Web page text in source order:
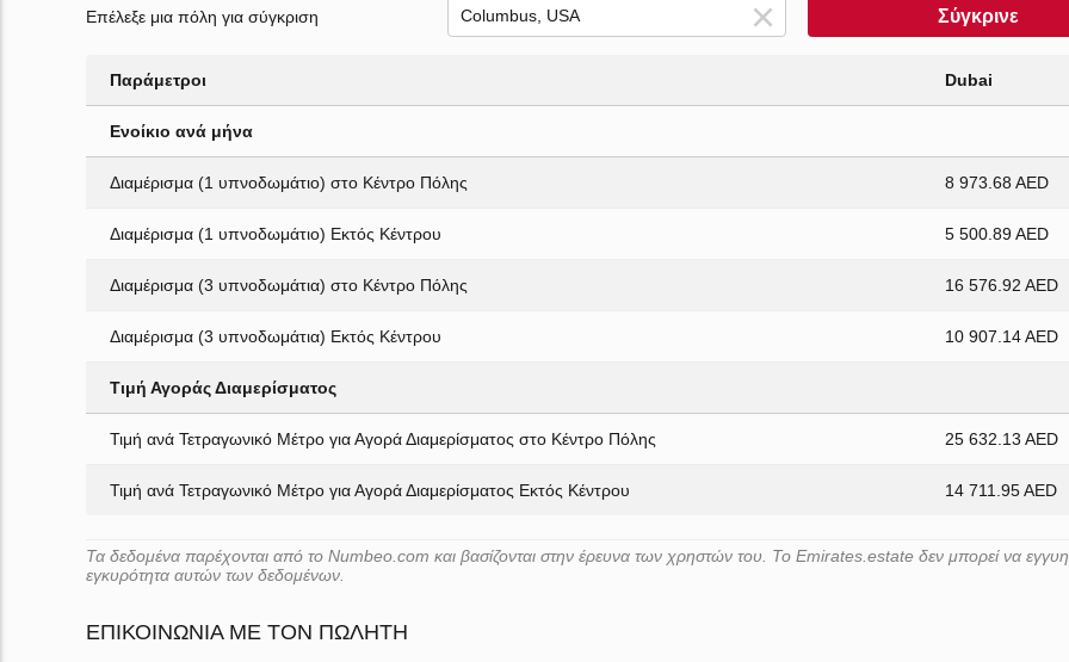
Επέλεξε μια πόλη για σύγκριση Σύγκρινε
Παράμετροι Dubai
Ενοίκιο ανά μήνα
Διαμέρισμα (1 υπνοδωμάτιο) στο Κέντρο Πόλης 8 973.68 AED
Διαμέρισμα (1 υπνοδωμάτιο) Εκτός Κέντρου 5 500.89 AED
Διαμέρισμα (3 υπνοδωμάτια) στο Κέντρο Πόλης 16 576.92 AED
Διαμέρισμα (3 υπνοδωμάτια) Εκτός Κέντρου 10 907.14 AED
Τιμή Αγοράς Διαμερίσματος
Τιμή ανά Τετραγωνικό Μέτρο για Αγορά Διαμερίσματος στο Κέντρο Πόλης 25 632.13 AED
Τιμή ανά Τετραγωνικό Μέτρο για Αγορά Διαμερίσματος Εκτός Κέντρου 14 711.95 AED
Τα δεδομένα παρέχονται από το Numbeo.com και βασίζονται στην έρευνα των χρηστών του. Το Emirates.estate δεν μπορεί να
εγκυρότητα αυτών των δεδομένων.
ΕΠΙΚΟΙΝΩΝΊΑ ΜΕ ΤΟΝ ΠΩΛΗΤΉ